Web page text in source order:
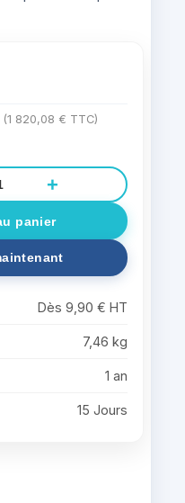
(1 820,08 € TTC)
+
Dès 9,90 € HT
7,46 kg
1 an
15 Jours